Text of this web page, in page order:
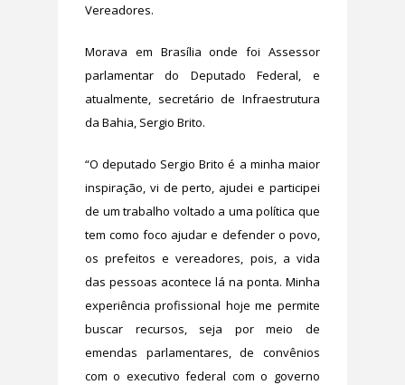
Vereadores.
Morava em Brasília onde foi Assessor
parlamentar do Deputado Federal, e
atualmente, secretário de Infraestrutura
da Bahia, Sergio Brito.
“O deputado Sergio Brito é a minha maior
inspiração, vi de perto, ajudei e participei
de um trabalho voltado a uma política que
tem como foco ajudar e defender o povo,
os prefeitos e vereadores, pois, a vida
das pessoas acontece lá na ponta. Minha
experiência profissional hoje me permite
buscar recursos, seja por meio de
emendas parlamentares, de convênios
com o executivo federal com o governo